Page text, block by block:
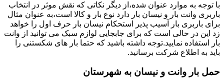
با توجه به موارد عنوان شده،از دیگر نکاتی که نقش موثر در انتخاب
باربری وانت بار و نیسان بار دارد نوع بار و کالا است،به عنوان مثال
برای باربری بار آسیب پذیر استحکام نیسان بار حرف اول را خواهد
زد این در حالی است که برای جابجایی لوازم سبک می توانید از وانت
بار استفاده نمایید.توجه داشته باشید که حتما بار های شکستنی را
باید به اطلاع شرکت برسانید.
حمل بار وانت و نیسان به شهرستان